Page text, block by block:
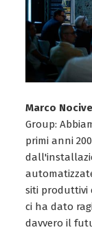
Marco
Group:
primi anni
siti produttivi
ci ha dato
davvero il